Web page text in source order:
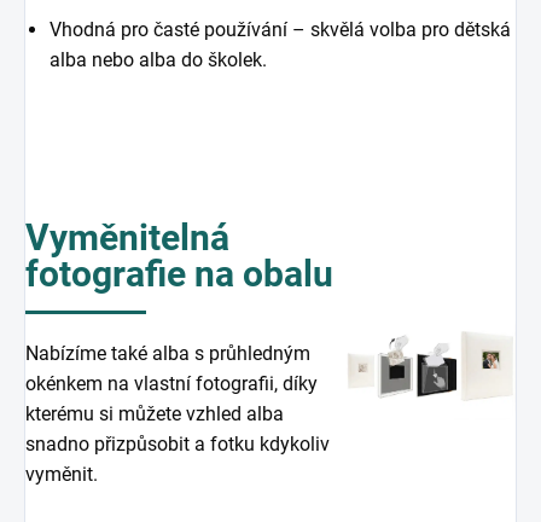
Vhodná pro časté používání – skvělá volba pro dětská
alba nebo alba do školek.
Vyměnitelná
fotografie na obalu
Nabízíme také alba s průhledným
okénkem na vlastní fotografii, díky
kterému si můžete vzhled alba
snadno přizpůsobit a fotku kdykoliv
vyměnit.